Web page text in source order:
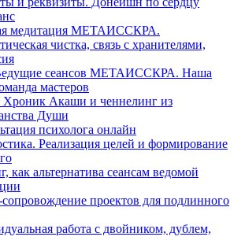
медитация МЕТАИССКРА.
чистка, связь с хранителями,
сеансов МЕТАИССКРА. Наша
мастеров
Хроник Акаши и ченнелинг из
Души
психолога онлайн
Реализация целей и формирование
как альтернатива сеансам ведомой
сопровождение проектов для подлинного
работа с двойником, дублем,